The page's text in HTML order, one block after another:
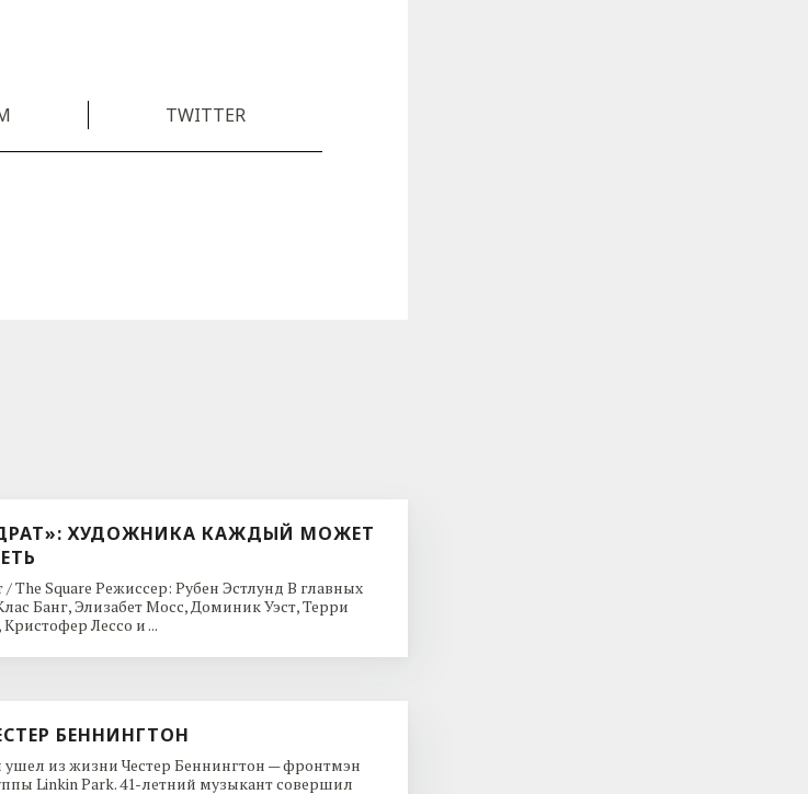
TWITTER
ХУДОЖНИКА КАЖДЫЙ МОЖЕТ
/ The Square Режиссер: Рубен Эстлунд В главных
Банг, Элизабет Мосс, Доминик Уэст, Терри
Лессо и ...
БЕННИНГТОН
ушел из жизни Честер Беннингтон — фронтмэн
Linkin Park. 41-летний музыкант совершил